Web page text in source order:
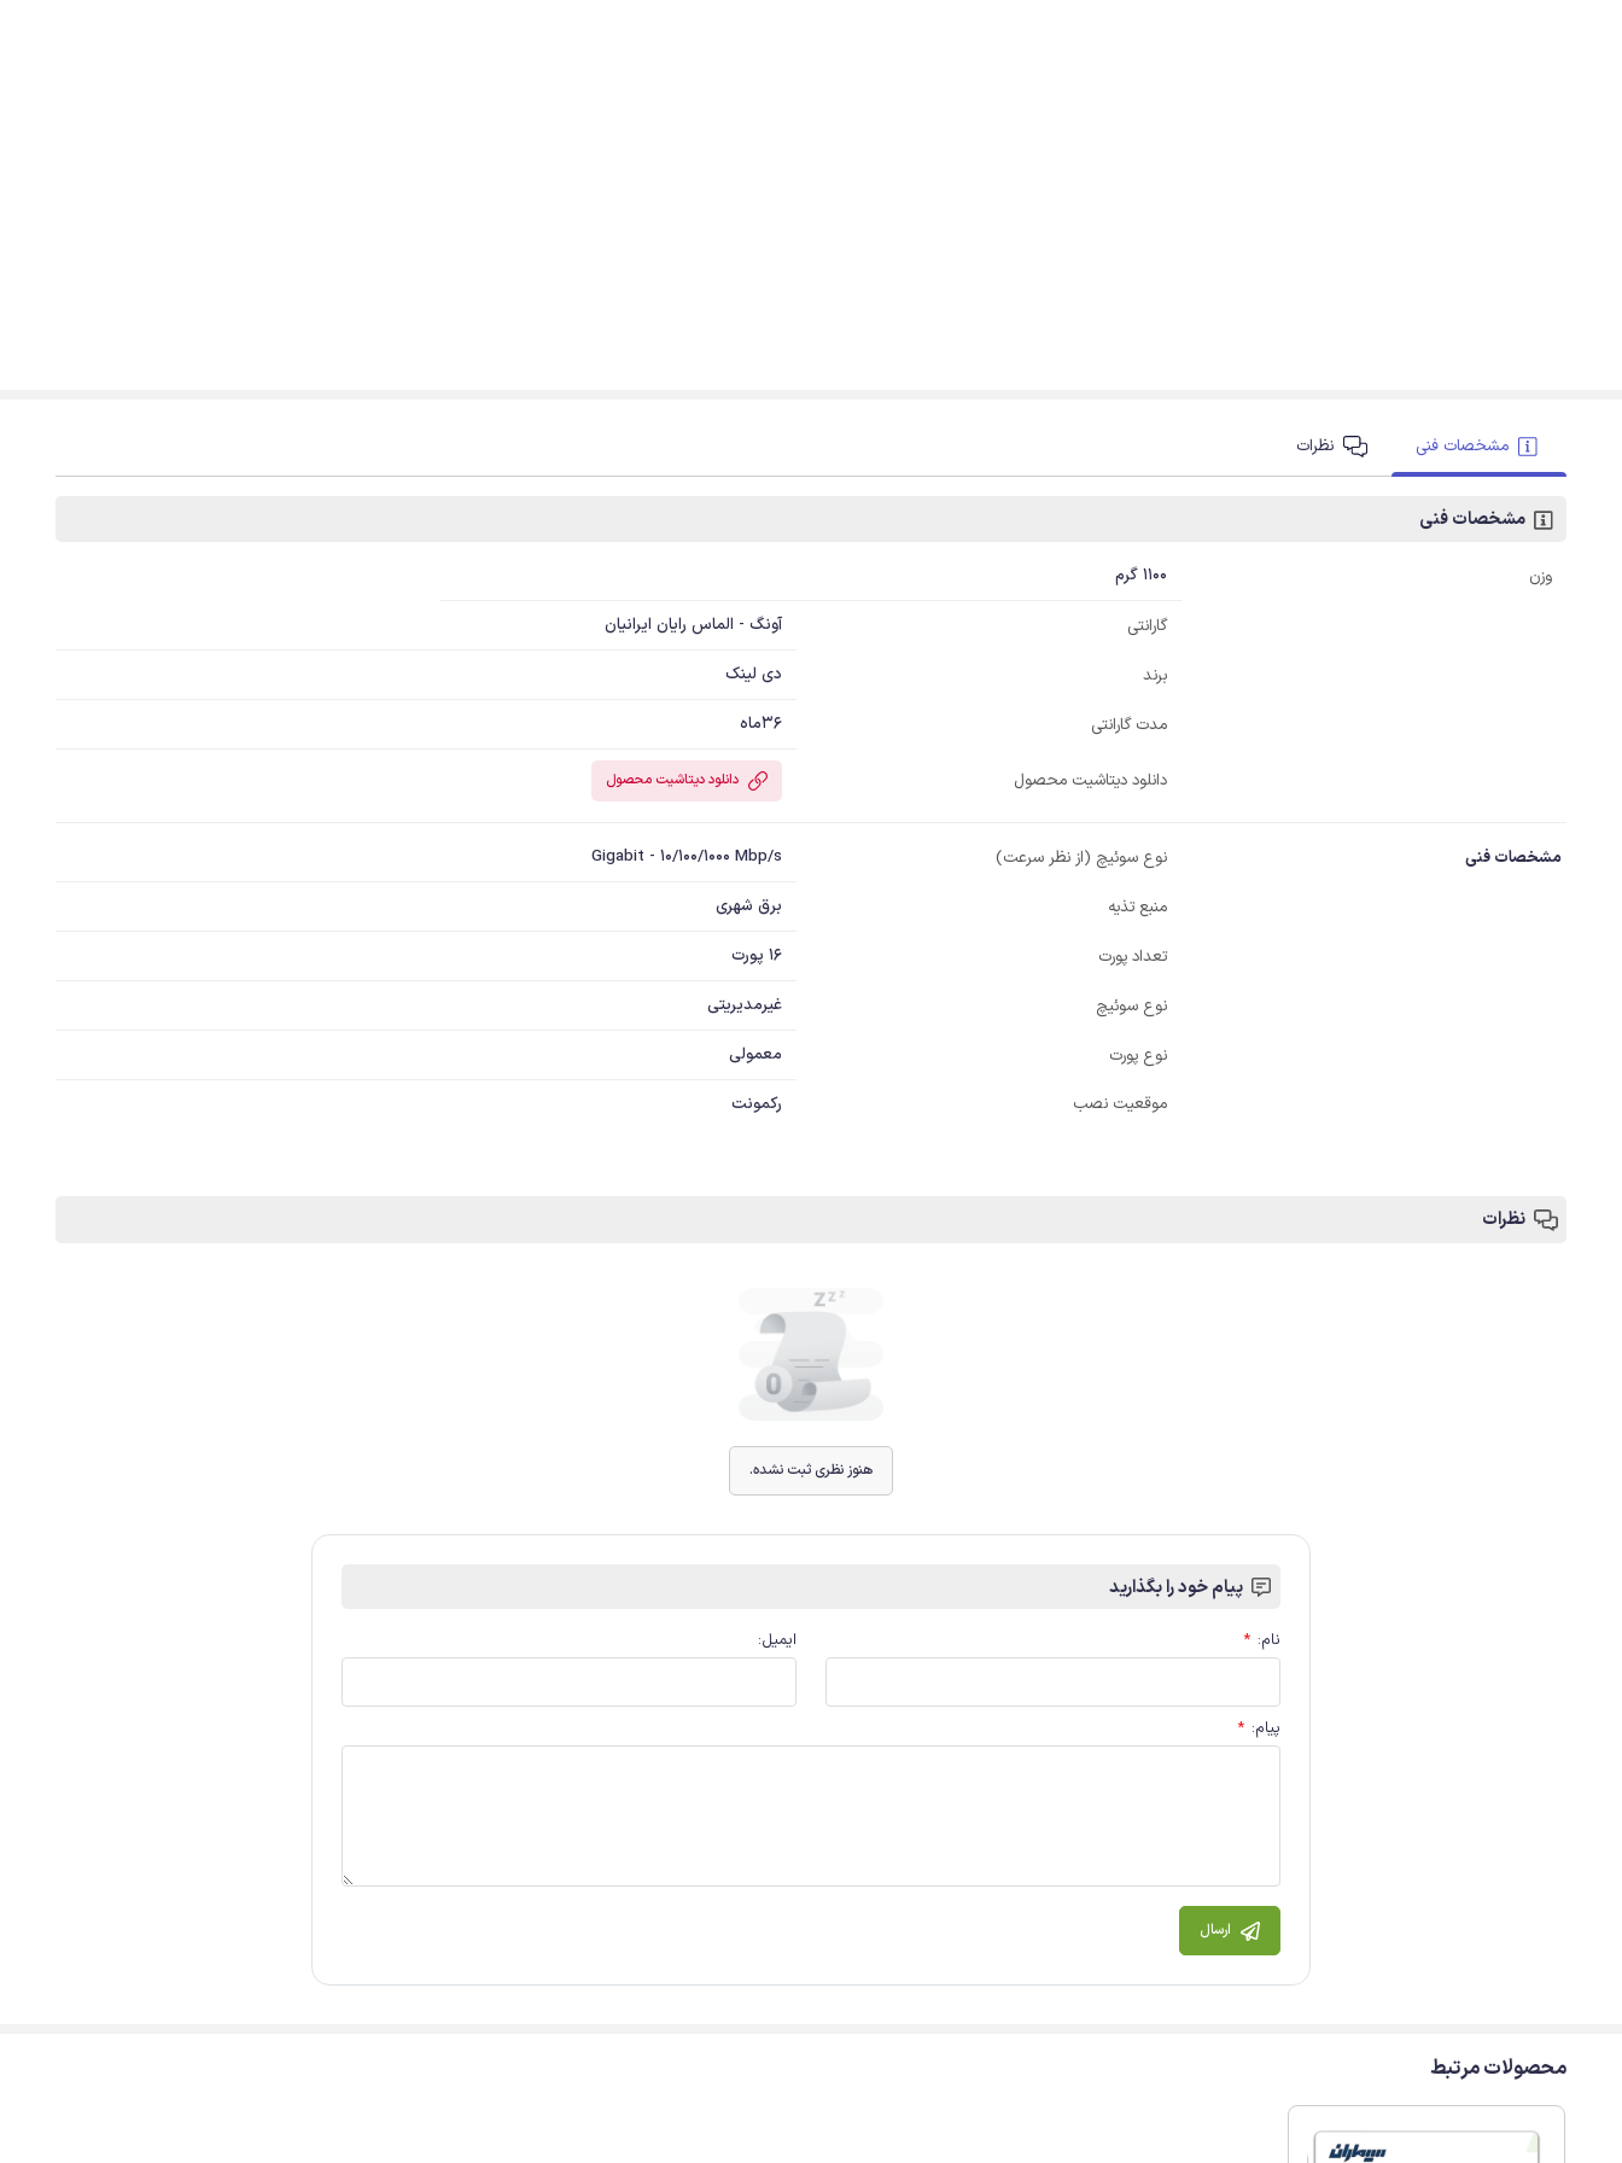
مشخصات فنی نظرات
مشخصات فنی
وزن 1100 گرم
گارانتی آونگ - الماس رایان ایرانیان
برند دی لینک
مدت گارانتی 36ماه
دانلود دیتاشیت محصول دانلود دیتاشیت محصول
مشخصات فنی نوع سوئیچ (از نظر سرعت) Gigabit - 10/100/1000 Mbp/s
منبع تذیه برق شهری
تعداد پورت 16 پورت
نوع سوئیچ غیرمدیریتی
نوع پورت معمولی
موقعیت نصب رکمونت
نظرات
هنوز نظری ثبت نشده.
پیام خود را بگذارید
نام:
* ایمیل:
پیام:
*
ارسال
محصولات مرتبط